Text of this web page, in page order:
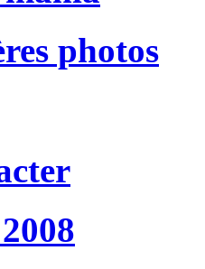
photos